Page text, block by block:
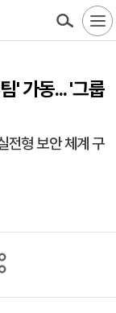
' 가동... '그룹
전형 보안 체계 구